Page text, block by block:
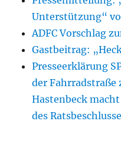
Unterstützung“
ADFC Vorschlag
Gastbeitrag:
Presseerklärung
der Fahrradstraße
Hastenbeck
des